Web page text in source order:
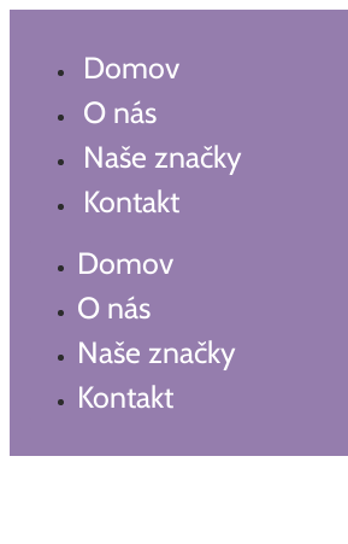
Preskočiť
Domov
O nás
Naše značky
Kontakt
Domov
O nás
Naše značky
Kontakt